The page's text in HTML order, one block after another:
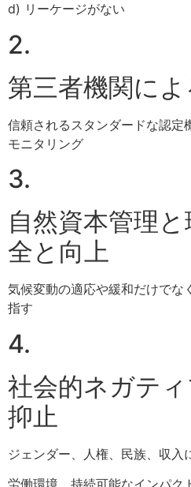
d) リーケージがない
2.
第三者機関に
信頼されるスタンダードな認定
モニタリング​
3.
自然資本管理
全と向上​
気候変動の適応や緩和だけでな
指す
4.
社会的ネガテ
抑止​
ジェンダー、人権、民族、収入
労働環境、持続可能なインパク